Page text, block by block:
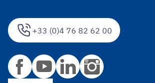
+33 (0)4 76 82 62 00